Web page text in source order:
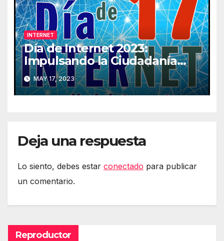
INTERNET
Día de Internet 2023:
Impulsando la Ciudadanía
Digital
MAY 17, 2023
Deja una respuesta
Lo siento, debes estar conectado para publicar
un comentario.
Reproductor